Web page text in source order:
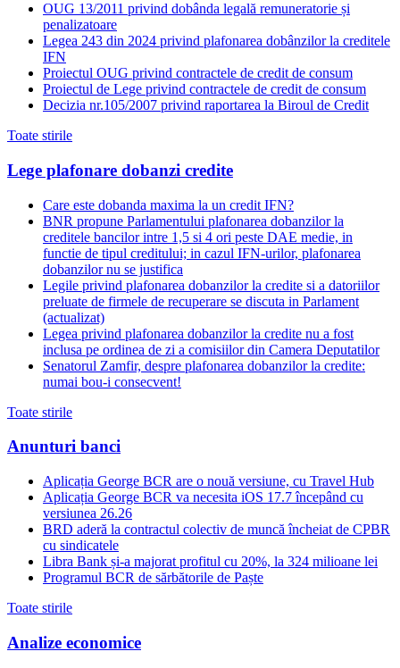
OUG 13/2011 privind dobânda legală remuneratorie și
penalizatoare
Legea 243 din 2024 privind plafonarea dobânzilor la creditele
IFN
Proiectul OUG privind contractele de credit de consum
Proiectul de Lege privind contractele de credit de consum
Decizia nr.105/2007 privind raportarea la Biroul de Credit
Toate stirile
Lege plafonare dobanzi credite
Care este dobanda maxima la un credit IFN?
BNR propune Parlamentului plafonarea dobanzilor la
creditele bancilor intre 1,5 si 4 ori peste DAE medie, in
functie de tipul creditului; in cazul IFN-urilor, plafonarea
dobanzilor nu se justifica
Legile privind plafonarea dobanzilor la credite si a datoriilor
preluate de firmele de recuperare se discuta in Parlament
(actualizat)
Legea privind plafonarea dobanzilor la credite nu a fost
inclusa pe ordinea de zi a comisiilor din Camera Deputatilor
Senatorul Zamfir, despre plafonarea dobanzilor la credite:
numai bou-i consecvent!
Toate stirile
Anunturi banci
Aplicația George BCR are o nouă versiune, cu Travel Hub
Aplicația George BCR va necesita iOS 17.7 începând cu
versiunea 26.26
BRD aderă la contractul colectiv de muncă încheiat de CPBR
cu sindicatele
Libra Bank și-a majorat profitul cu 20%, la 324 milioane lei
Programul BCR de sărbătorile de Paște
Toate stirile
Analize economice